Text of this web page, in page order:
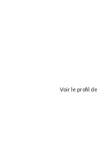
Voir le profil de